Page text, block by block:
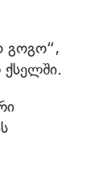
გოგო“,
ქსელში.